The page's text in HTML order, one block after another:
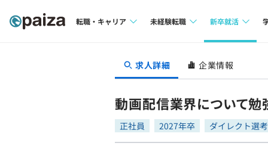
転職・キャリア
転職成功ガイド
転職エージェント
未経験転職
求人検索
転職成功ガイド
新卒就活
本選考
インターン
新卒エージェ
求人詳細 企業情報
動画配信業界について勉
正社員 2027年卒 ダイレクト選考